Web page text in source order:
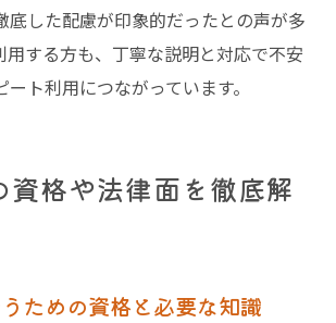
底した配慮が印象的だったとの声が多
用する方も、丁寧な説明と対応で不安
ト利用につながっています。
資格や法律面を徹底解
ための資格と必要な知識